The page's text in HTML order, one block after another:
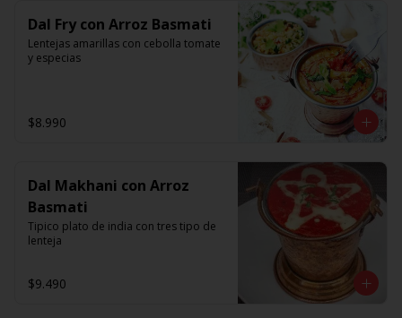
Dal Fry con Arroz Basmati
Lentejas amarillas con cebolla tomate
y especias
$8.990
Dal Makhani con Arroz
Basmati
Tipico plato de india con tres tipo de
lenteja
$9.490